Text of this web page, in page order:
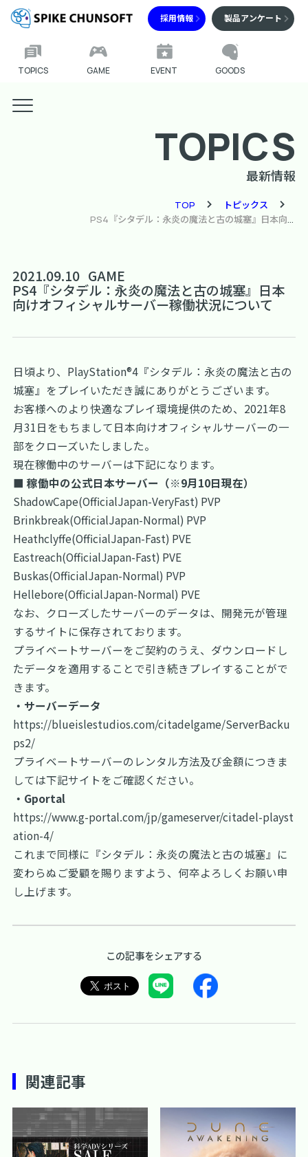
採用情報 製品アンケート
TOPICS GAME EVENT GOODS
TOPICS
最新情報
TOP
トピックス
PS4『シタデル：永炎の魔法と古の城塞』日本向けオフィシャルサーバー稼働状況について
2021.09.10 GAME
PS4『シタデル：永炎の魔法と古の城塞』日本
向けオフィシャルサーバー稼働状況について
日頃より、PlayStation®4『シタデル：永炎の魔法と古の
城塞』をプレイいただき誠にありがとうございます。
お客様へのより快適なプレイ環境提供のため、2021年8
月31日をもちまして日本向けオフィシャルサーバーの一
部をクローズいたしました。
現在稼働中のサーバーは下記になります。
■ 稼働中の公式日本サーバー（※9月10日現在）
ShadowCape(OfficialJapan-VeryFast) PVP
Brinkbreak(OfficialJapan-Normal) PVP
Heathclyffe(OfficialJapan-Fast) PVE
Eastreach(OfficialJapan-Fast) PVE
Buskas(OfficialJapan-Normal) PVP
Hellebore(OfficialJapan-Normal) PVE
なお、クローズしたサーバーのデータは、開発元が管理
するサイトに保存されております。
プライベートサーバーをご契約のうえ、ダウンロードし
たデータを適用することで引き続きプレイすることがで
きます。
・サーバーデータ
https://blueislestudios.com/citadelgame/ServerBacku
ps2/
プライベートサーバーのレンタル方法及び金額につきま
しては下記サイトをご確認ください。
・Gportal
https://www.g-portal.com/jp/gameserver/citadel-playst
ation-4/
これまで同様に『シタデル：永炎の魔法と古の城塞』に
変わらぬご愛顧を賜りますよう、何卒よろしくお願い申
し上げます。
この記事をシェアする
関連記事